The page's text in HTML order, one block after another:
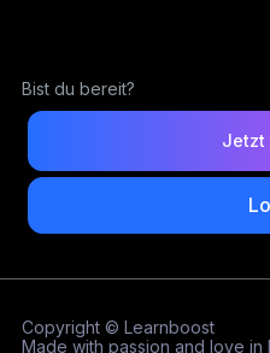
Bist du bereit?
Jetzt
Copyright © Learnboost
Made with passion and love in